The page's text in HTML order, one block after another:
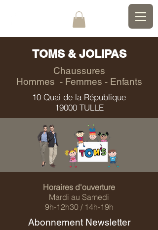
TOMS & JOLIPAS
Chaussures
Hommes - Femmes - Enfants
10 Quai de la République
19000 TULLE
Horaires d'ouverture
Mardi au Samedi
9h-12h30 / 14h-19h
Abonnement Newsletter